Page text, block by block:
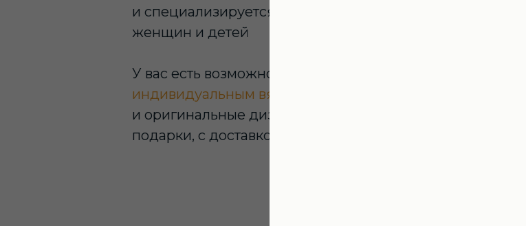
и специализируется на выпуске летних и зимних
женщин и детей
У вас есть возможность выбрать носки
индивидуальным вязаным рисунком
. Поставляем
и оригинальные дизайны в короткие сроки. Изготовим
подарки, с доставкой по всей территории России.